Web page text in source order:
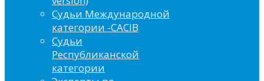
Судьи Международной
категории -CACIB
Судьи
Республиканской
категории